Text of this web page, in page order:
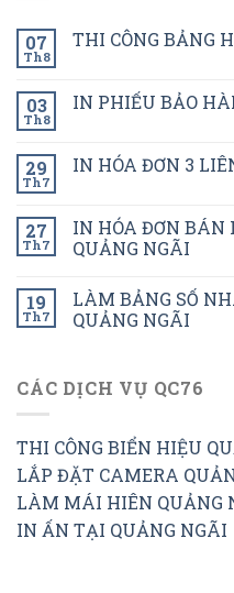
07
Th8
THI CÔNG BẢNG
03
Th8
IN PHIẾU BẢO
29
Th7
IN HÓA ĐƠN 3
27
Th7
IN HÓA ĐƠN BÁN
QUẢNG NGÃI
19
Th7
LÀM BẢNG SỐ
QUẢNG NGÃI
CÁC DỊCH VỤ QC76
THI CÔNG BIỂN HIỆU
LẮP ĐẶT CAMERA
LÀM MÁI HIÊN QUẢNG
IN ẤN TẠI QUẢNG NGÃI